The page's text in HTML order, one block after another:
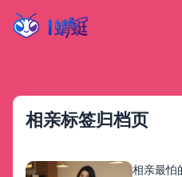
相亲标签归档页
相亲最怕